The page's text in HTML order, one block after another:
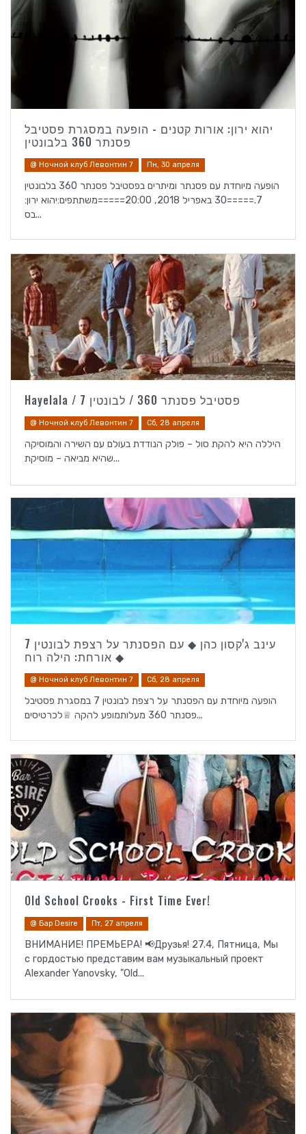
יהוא ירון: אורות קטנים - הופעה במסגרת פסטיבל
פסנתר 360 בלבונטין
@ Ночной клуб Левонтин 7 Пн, 30 апреля
הופעה מיוחדת עם פסנתר ומיתרים בפסטיבל פסנתר 360 בלבונטין
7.=====30 באפריל 2018, 20:00=====משתתפים:יהוא ירון:
בס...
Hayelala / פסטיבל פסנתר 360 / לבונטין 7
@ Ночной клуб Левонтин 7 Сб, 28 апреля
היללה היא להקת סול – פולק הנודדת בעולם עם השירה והמוסיקה
שהיא מביאה – מוסיקת...
עינב ג'קסון כהן ◆ עם הפסנתר על רצפת לבונטין 7
◆ אורחת: הילה רוח
@ Ночной клуб Левонтин 7 Сб, 28 апреля
הופעה מיוחדת עם הפסנתר על רצפת לבונטין 7 במסגרת פסטיבל
פסנתר 360 מעלותמופע להקה ♕לכרטיסים...
Old School Crooks - First Time Ever!
@ Бар Desire Пт, 27 апреля
ВНИМАНИЕ! ПРЕМЬЕРА! 📢Друзья! 27.4, Пятница, Мы
с гордостью представим вам музыкальный проект
Alexander Yanovsky, "Old...